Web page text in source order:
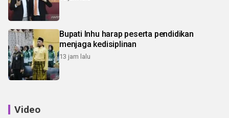
Bupati Inhu harap peserta pendidikan
menjaga kedisiplinan
13 jam lalu
Video